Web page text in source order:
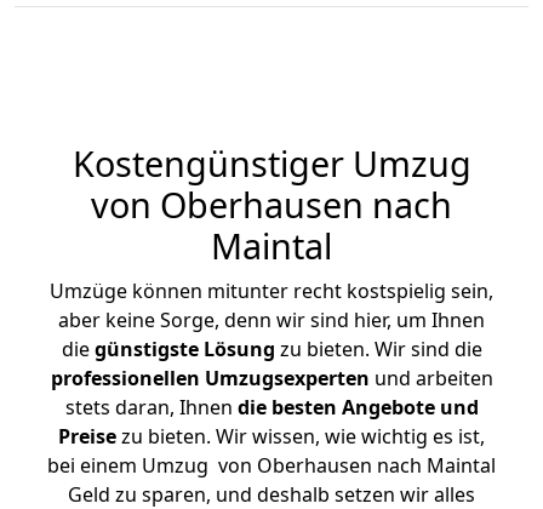
Kostengünstiger Umzug
von Oberhausen nach
Maintal
Umzüge können mitunter recht kostspielig sein,
aber keine Sorge, denn wir sind hier, um Ihnen
diegünstigste Lösung zu bieten. Wir sind die
professionellen Umzugsexperten und arbeiten
stets daran, Ihnen die besten Angebote und
Preisezu bieten. Wir wissen, wie wichtig es ist,
bei einem Umzug von Oberhausen nach Maintal
Geld zu sparen, und deshalb setzen wir alles